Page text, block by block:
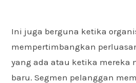
Ini juga berguna ketika
mempertimbangkan
yang ada atau ketika mereka
baru. Segmen pelanggan